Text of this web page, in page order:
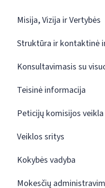
Misija, Vizija ir Vertybės
Struktūra ir kontaktinė
Konsultavimasis su
Teisinė informacija
Peticijų komisijos veikla
Veiklos sritys
Kokybės vadyba
Mokesčių